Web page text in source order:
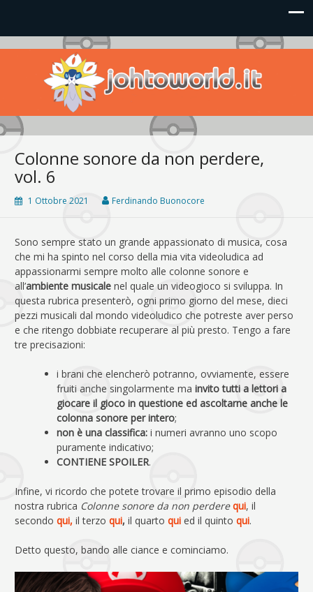
Johto World
Le novità più frizzanti dall'universo Pokémon e Nintendo
Colonne sonore da non perdere,
vol. 6
1 Ottobre 2021 Ferdinando Buonocore
Sono sempre stato un grande appassionato di musica, cosa
che mi ha spinto nel corso della mia vita videoludica ad
appassionarmi sempre molto alle colonne sonore e
all’ambiente musicale nel quale un videogioco si sviluppa. In
questa rubrica presenterò, ogni primo giorno del mese, dieci
pezzi musicali dal mondo videoludico che potreste aver perso
e che ritengo dobbiate recuperare al più presto. Tengo a fare
tre precisazioni:
i brani che elencherò potranno, ovviamente, essere
fruiti anche singolarmente ma invito tutti a lettori a
giocare il gioco in questione ed ascoltarne anche le
colonna sonore per intero;
non è una classifica: i numeri avranno uno scopo
puramente indicativo;
CONTIENE SPOILER.
Infine, vi ricordo che potete trovare il primo episodio della
nostra rubrica Colonne sonore da non perdere qui, il
secondo qui, il terzo qui, il quarto qui ed il quinto qui.
Detto questo, bando alle ciance e cominciamo.